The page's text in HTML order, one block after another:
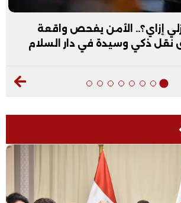
إزاي؟.. الأمن يفحص واقعة
نقل ذكي وسيدة في دار السلام